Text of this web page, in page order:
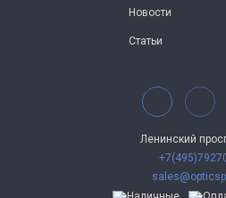
Новости
Статьи
Ленинский